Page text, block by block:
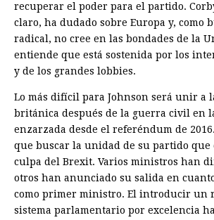
recuperar el poder para el partido.
claro, ha dudado sobre Europa y, como
radical, no cree en las bondades de la
entiende que está sostenida por los
y de los grandes lobbies.
Lo más difícil para Johnson será unir a
británica después de la guerra civil en
enzarzada desde el referéndum de
que buscar la unidad de su partido que
culpa del Brexit. Varios ministros han
otros han anunciado su salida en
como primer ministro. El introducir un
sistema parlamentario por excelencia